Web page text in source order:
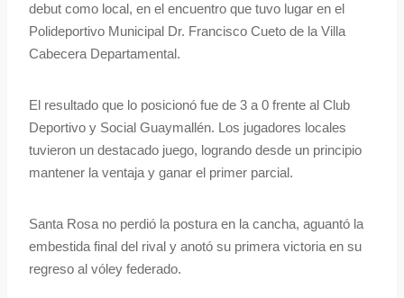
debut como local, en el encuentro que tuvo lugar en el
Polideportivo Municipal Dr. Francisco Cueto de la Villa
Cabecera Departamental.
El resultado que lo posicionó fue de 3 a 0 frente al Club
Deportivo y Social Guaymallén. Los jugadores locales
tuvieron un destacado juego, logrando desde un principio
mantener la ventaja y ganar el primer parcial.
Santa Rosa no perdió la postura en la cancha, aguantó la
embestida final del rival y anotó su primera victoria en su
regreso al vóley federado.